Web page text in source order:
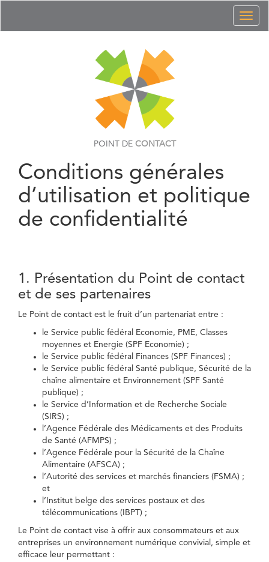
POINT DE CONTACT
Conditions générales
d’utilisation et politique
de confidentialité
1. Présentation du Point de contact
et de ses partenaires
Le Point de contact est le fruit d’un partenariat entre :
le Service public fédéral Economie, PME, Classes
moyennes et Energie (SPF Economie) ;
le Service public fédéral Finances (SPF Finances) ;
le Service public fédéral Santé publique, Sécurité de la
chaîne alimentaire et Environnement (SPF Santé
publique) ;
le Service d’Information et de Recherche Sociale
(SIRS) ;
l’Agence Fédérale des Médicaments et des Produits
de Santé (AFMPS) ;
l’Agence Fédérale pour la Sécurité de la Chaîne
Alimentaire (AFSCA) ;
l’Autorité des services et marchés financiers (FSMA) ;
et
l’Institut belge des services postaux et des
télécommunications (IBPT) ;
Le Point de contact vise à offrir aux consommateurs et aux
entreprises un environnement numérique convivial, simple et
efficace leur permettant :